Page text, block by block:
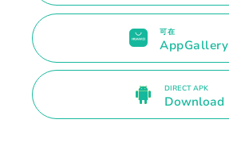
可在
AppGallery
DIRECT APK
Download